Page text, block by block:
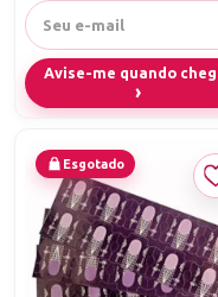
Avise-me quando
Esgotado